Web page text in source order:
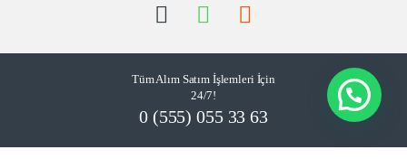
Tüm Alım Satım İşlemleri İçin
24/7!
0 (555) 055 33 63